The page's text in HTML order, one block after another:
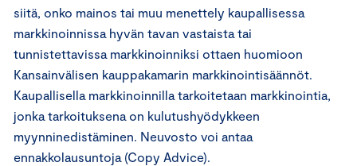
siitä, onko mainos tai muu menettely kaupallisessa
markkinoinnissa hyvän tavan vastaista tai
tunnistettavissa markkinoinniksi ottaen huomioon
Kansainvälisen kauppakamarin markkinointisäännöt.
Kaupallisella markkinoinnilla tarkoitetaan markkinointia,
jonka tarkoituksena on kulutushyödykkeen
myynninedistäminen. Neuvosto voi antaa
ennakkolausuntoja (Copy Advice).